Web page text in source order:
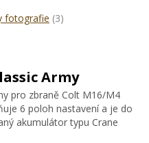
fotografie (3)
Army
pro zbraně Colt M16/M4
6 poloh nastavení a je do
akumulátor typu Crane